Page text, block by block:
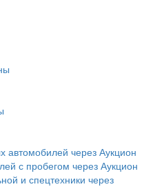
автомобилей через Аукцион
с пробегом через Аукцион
и спецтехники через